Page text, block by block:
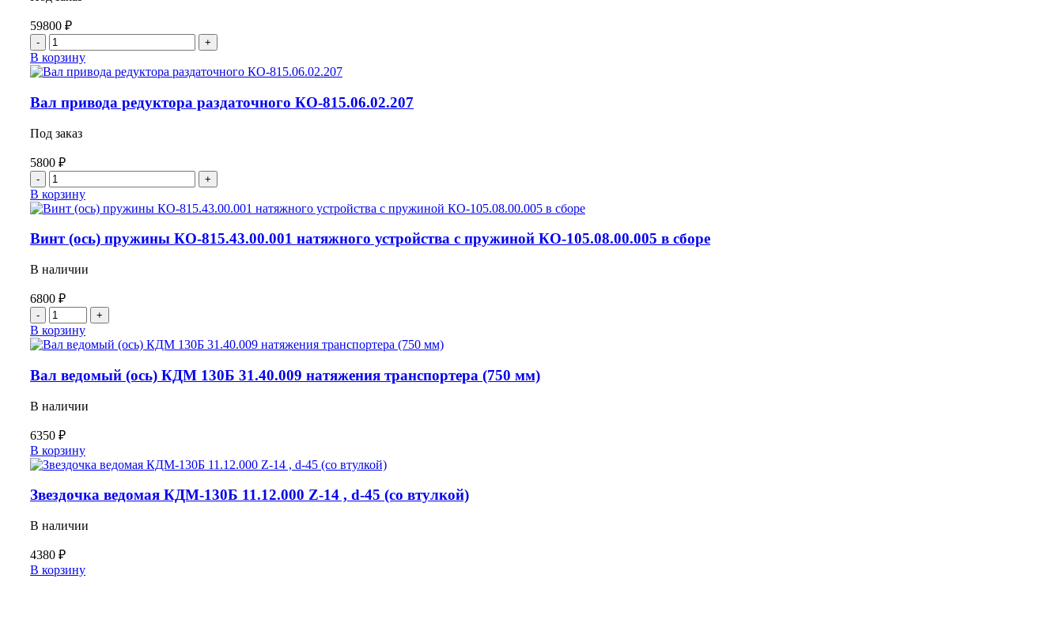
(L=320мм)
59800 ₽
Количество
товара
Вал
привода
в
ЭД-405.51.04.000
ГВУ)
В корзину
Вал привода редуктора раздаточного КО-815.06.02.207
Под заказ
5800 ₽
Количество
товара
Вал
привода
редуктора
раздаточного
В корзину
Винт (ось) пружины КО-815.43.00.001 натяжного устройства с пружиной КО-105.08.00.005 в сборе
В наличии
6800 ₽
Количество
товара
Винт
КО-815.43.00.001
устройства
пружиной
КО-105.08.00.005
в
В корзину
Вал ведомый (ось) КДМ 130Б 31.40.009 натяжения транспортера (750 мм)
В наличии
6350 ₽
Количество
товара
ведомый
КДМ
31.40.009
натяжения
транспортера
В корзину
Звездочка ведомая КДМ-130Б 11.12.000 Z-14 , d-45 (со втулкой)
В наличии
4380 ₽
Количество
В корзину